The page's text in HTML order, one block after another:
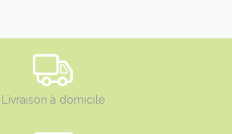
Livraison à domicile